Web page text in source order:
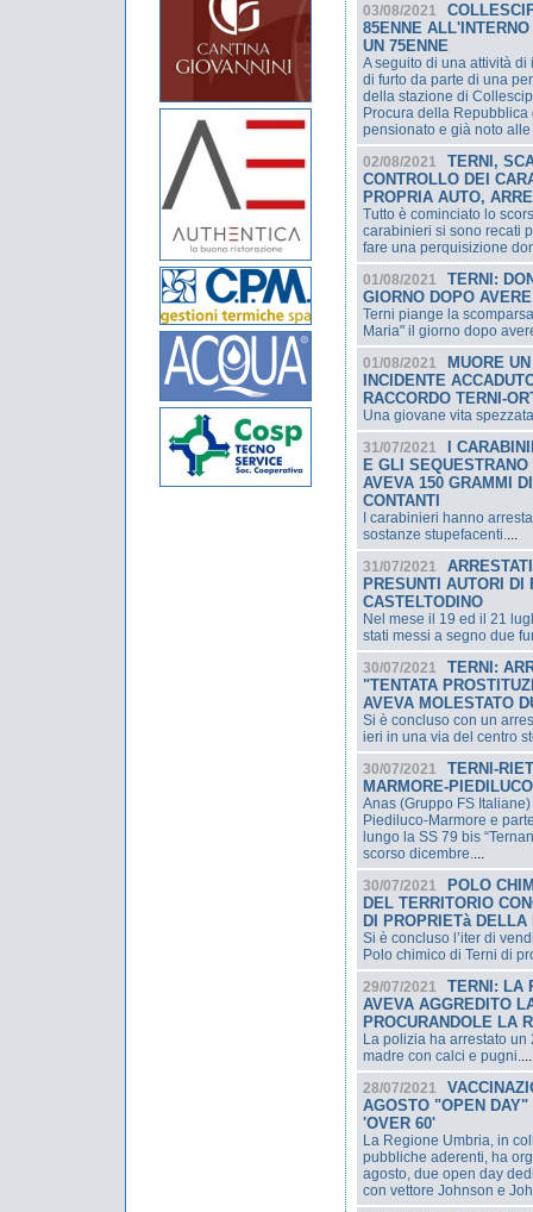
03/08/2021
85ENNE
UN 75ENNE
A seguito di una attività
di furto da parte di una
della stazione di
Procura della Repubblica
pensionato e già noto alle
02/08/2021
TERNI,
CONTROLLO DEI
PROPRIA AUTO,
Tutto è cominciato lo
carabinieri si sono recati
fare una perquisizione
01/08/2021
TERNI:
GIORNO DOPO
Terni piange la
Maria" il giorno dopo
01/08/2021
MUORE
INCIDENTE
RACCORDO TERNI-
Una giovane vita
31/07/2021
I
E GLI
AVEVA 150 GRAMMI
CONTANTI
I carabinieri hanno
sostanze stupefacenti....
31/07/2021
PRESUNTI AUTORI DI
CASTELTODINO
Nel mese il 19 ed il 21
stati messi a segno due
30/07/2021
TERNI:
"TENTATA
AVEVA MOLESTATO
Si è concluso con un
ieri in una via del centro
30/07/2021
TERNI-
MARMORE-
Anas (Gruppo FS
Piediluco-Marmore e
lungo la SS 79 bis
scorso dicembre....
30/07/2021
POLO
DEL TERRITORIO
DI PROPRIETà
Si è concluso l’iter di
Polo chimico di Terni di
29/07/2021
TERNI: LA
AVEVA AGGREDITO
PROCURANDOLE LA
La polizia ha arrestato
madre con calci e pugni....
28/07/2021
AGOSTO "OPEN
'OVER 60'
La Regione Umbria, in
pubbliche aderenti, ha
agosto, due open day
con vettore Johnson e